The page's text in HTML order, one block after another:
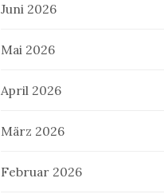
Juni 2026
Mai 2026
April 2026
März 2026
Februar 2026